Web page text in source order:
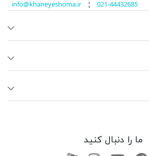
info@khaneyeshoma.ir¦ 021-44432685
ما را دنبال کنید